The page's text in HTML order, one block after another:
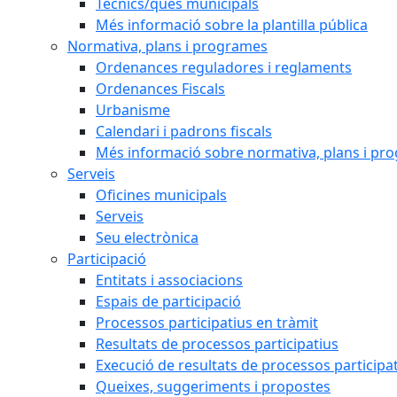
Més informació sobre la plantilla pública
Normativa, plans i programes
Ordenances reguladores i reglaments
Ordenances Fiscals
Urbanisme
Calendari i padrons fiscals
Més informació sobre normativa, plans i
Serveis
Oficines municipals
Serveis
Seu electrònica
Participació
Entitats i associacions
Espais de participació
Processos participatius en tràmit
Resultats de processos participatius
Execució de resultats de processos
Queixes, suggeriments i propostes